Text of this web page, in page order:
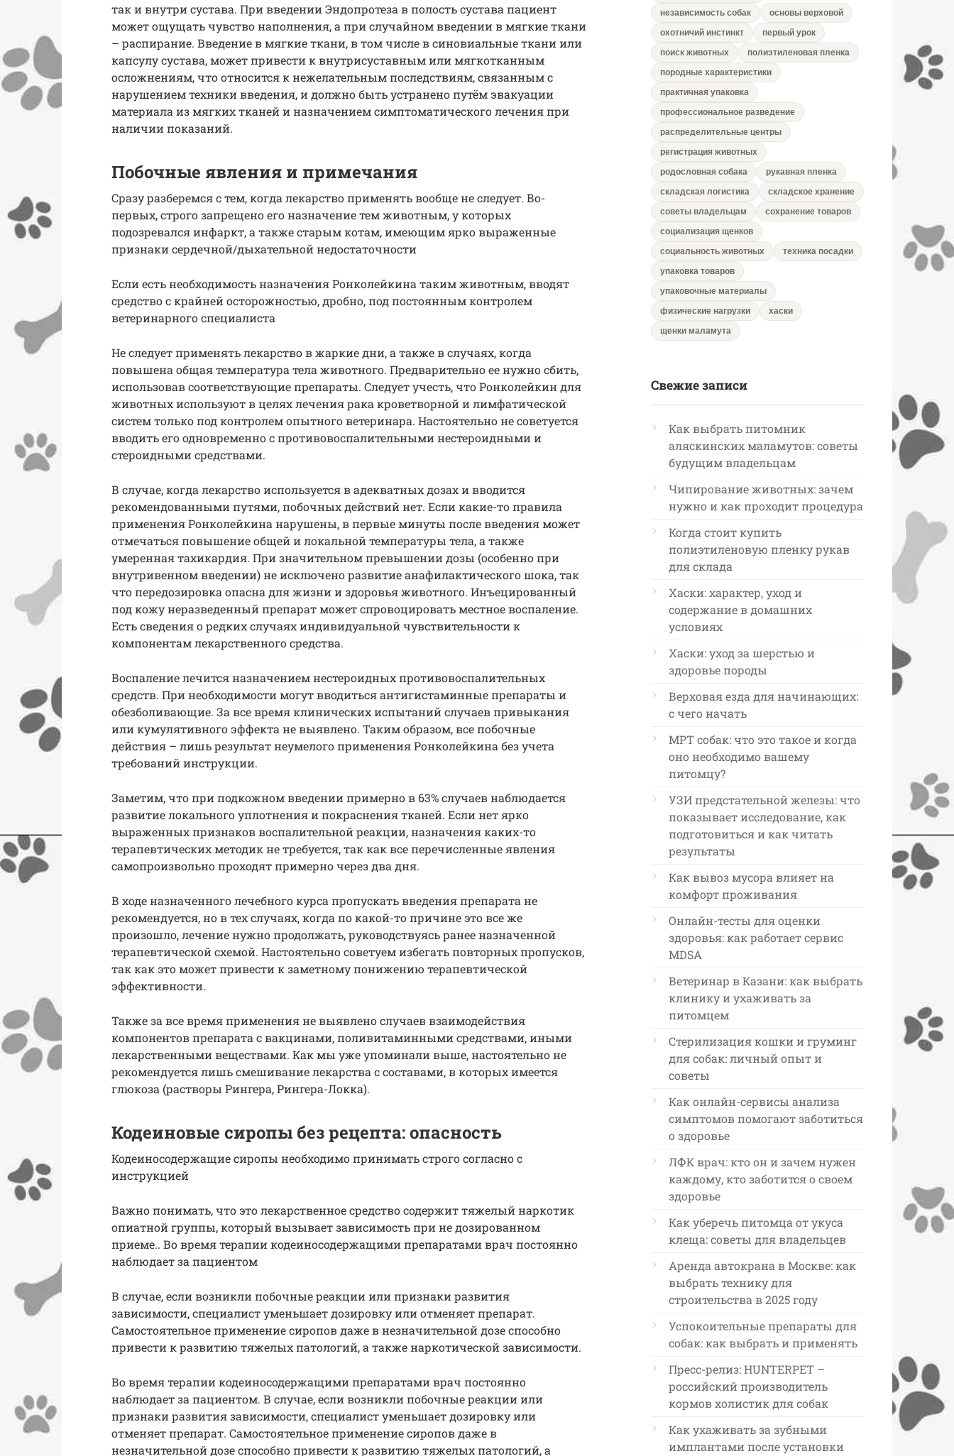
так и внутри сустава. При введении Эндопротеза в полость сустава пациент
может ощущать чувство наполнения, а при случайном введении в мягкие ткани
– распирание. Введение в мягкие ткани, в том числе в синовиальные ткани или
капсулу сустава, может привести к внутрисуставным или мягкотканным
осложнениям, что относится к нежелательным последствиям, связанным с
нарушением техники введения, и должно быть устранено путём эвакуации
материала из мягких тканей и назначением симптоматического лечения при
наличии показаний.
Побочные явления и примечания
Сразу разберемся с тем, когда лекарство применять вообще не следует. Во-
первых, строго запрещено его назначение тем животным, у которых
подозревался инфаркт, а также старым котам, имеющим ярко выраженные
признаки сердечной/дыхательной недостаточности
Если есть необходимость назначения Ронколейкина таким животным, вводят
средство с крайней осторожностью, дробно, под постоянным контролем
ветеринарного специалиста
Не следует применять лекарство в жаркие дни, а также в случаях, когда
повышена общая температура тела животного. Предварительно ее нужно сбить,
использовав соответствующие препараты. Следует учесть, что Ронколейкин для
животных используют в целях лечения рака кроветворной и лимфатической
систем только под контролем опытного ветеринара. Настоятельно не советуется
вводить его одновременно с противовоспалительными нестероидными и
стероидными средствами.
В случае, когда лекарство используется в адекватных дозах и вводится
рекомендованными путями, побочных действий нет. Если какие-то правила
применения Ронколейкина нарушены, в первые минуты после введения может
отмечаться повышение общей и локальной температуры тела, а также
умеренная тахикардия. При значительном превышении дозы (особенно при
внутривенном введении) не исключено развитие анафилактического шока, так
что передозировка опасна для жизни и здоровья животного. Инъецированный
под кожу неразведенный препарат может спровоцировать местное воспаление.
Есть сведения о редких случаях индивидуальной чувствительности к
компонентам лекарственного средства.
Воспаление лечится назначением нестероидных противовоспалительных
средств. При необходимости могут вводиться антигистаминные препараты и
обезболивающие. За все время клинических испытаний случаев привыкания
или кумулятивного эффекта не выявлено. Таким образом, все побочные
действия – лишь результат неумелого применения Ронколейкина без учета
требований инструкции.
Заметим, что при подкожном введении примерно в 63% случаев наблюдается
развитие локального уплотнения и покраснения тканей. Если нет ярко
выраженных признаков воспалительной реакции, назначения каких-то
терапевтических методик не требуется, так как все перечисленные явления
самопроизвольно проходят примерно через два дня.
В ходе назначенного лечебного курса пропускать введения препарата не
рекомендуется, но в тех случаях, когда по какой-то причине это все же
произошло, лечение нужно продолжать, руководствуясь ранее назначенной
терапевтической схемой. Настоятельно советуем избегать повторных пропусков,
так как это может привести к заметному понижению терапевтической
эффективности.
Также за все время применения не выявлено случаев взаимодействия
компонентов препарата с вакцинами, поливитаминными средствами, иными
лекарственными веществами. Как мы уже упоминали выше, настоятельно не
рекомендуется лишь смешивание лекарства с составами, в которых имеется
глюкоза (растворы Рингера, Рингера-Локка).
Кодеиновые сиропы без рецепта: опасность
Кодеиносодержащие сиропы необходимо принимать строго согласно с
инструкцией
Важно понимать, что это лекарственное средство содержит тяжелый наркотик
опиатной группы, который вызывает зависимость при не дозированном
приеме.. Во время терапии кодеиносодержащими препаратами врач постоянно
наблюдает за пациентом
В случае, если возникли побочные реакции или признаки развития
зависимости, специалист уменьшает дозировку или отменяет препарат.
Самостоятельное применение сиропов даже в незначительной дозе способно
привести к развитию тяжелых патологий, а также наркотической зависимости.
Во время терапии кодеиносодержащими препаратами врач постоянно
наблюдает за пациентом. В случае, если возникли побочные реакции или
признаки развития зависимости, специалист уменьшает дозировку или
отменяет препарат. Самостоятельное применение сиропов даже в
незначительной дозе способно привести к развитию тяжелых патологий, а
независимость собак
основы верховой
охотничий инстинкт
первый урок
поиск животных
полиэтиленовая пленка
породные характеристики
практичная упаковка
профессиональное разведение
распределительные центры
регистрация животных
родословная собака
рукавная пленка
складская логистика
складское хранение
советы владельцам
сохранение товаров
социализация щенков
социальность животных
техника посадки
упаковка товаров
упаковочные материалы
физические нагрузки
хаски
щенки маламута
Свежие записи
Как выбрать питомник
аляскинских маламутов: советы
будущим владельцам
Чипирование животных: зачем
нужно и как проходит процедура
Когда стоит купить
полиэтиленовую пленку рукав
для склада
Хаски: характер, уход и
содержание в домашних
условиях
Хаски: уход за шерстью и
здоровье породы
Верховая езда для начинающих:
с чего начать
МРТ собак: что это такое и когда
оно необходимо вашему
питомцу?
УЗИ предстательной железы: что
показывает исследование, как
подготовиться и как читать
результаты
Как вывоз мусора влияет на
комфорт проживания
Онлайн-тесты для оценки
здоровья: как работает сервис
MDSA
Ветеринар в Казани: как выбрать
клинику и ухаживать за
питомцем
Стерилизация кошки и груминг
для собак: личный опыт и
советы
Как онлайн-сервисы анализа
симптомов помогают заботиться
о здоровье
ЛФК врач: кто он и зачем нужен
каждому, кто заботится о своем
здоровье
Как уберечь питомца от укуса
клеща: советы для владельцев
Аренда автокрана в Москве: как
выбрать технику для
строительства в 2025 году
Успокоительные препараты для
собак: как выбрать и применять
Пресс-релиз: HUNTERPET –
российский производитель
кормов холистик для собак
Как ухаживать за зубными
имплантами после установки